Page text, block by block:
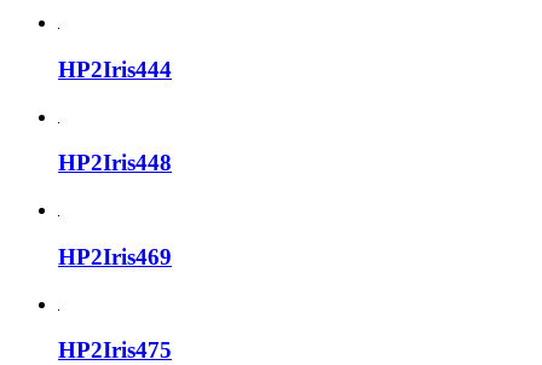
HP2Iris444
HP2Iris448
HP2Iris469
HP2Iris475